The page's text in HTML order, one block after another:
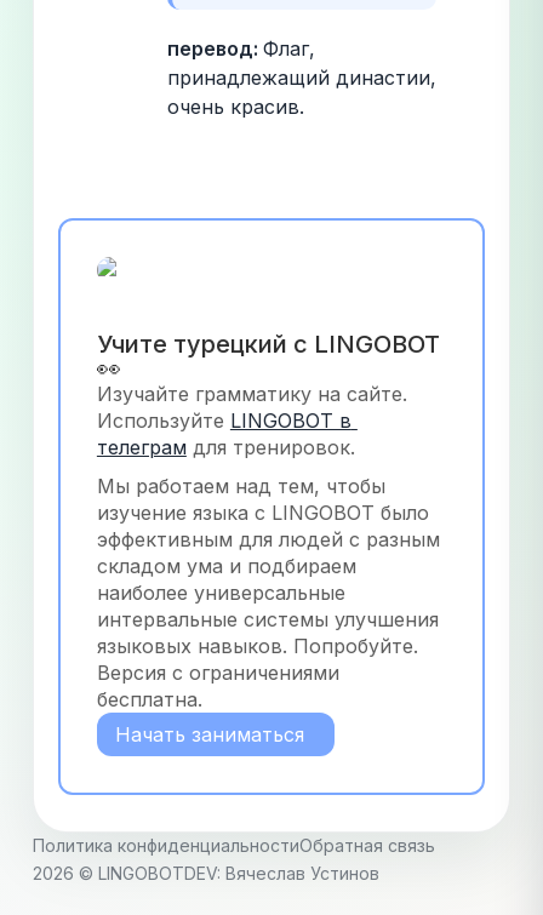
перевод: Флаг,
принадлежащий династии,
очень красив.
Учите турецкий с LINGOBOT
👀
Изучайте грамматику на сайте.
Используйте LINGOBOT в
телеграм для тренировок.
Мы работаем над тем, чтобы
изучение языка с LINGOBOT было
эффективным для людей с разным
складом ума и подбираем
наиболее универсальные
интервальные системы улучшения
языковых навыков. Попробуйте.
Версия с ограничениями
бесплатна.
Начать заниматься
Политика конфиденциальностиОбратная связь
2026 © LINGOBOTDEV: Вячеслав Устинов